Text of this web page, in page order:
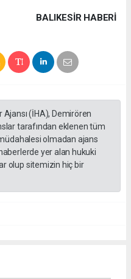
BALIKESIR HABERİ
(İHA), Demirören
tarafından eklenen tüm
olmadan ajans
yer alan hukuki
olup sitemizin hiç bir